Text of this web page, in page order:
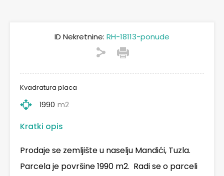
ID Nekretnine: RH-18113-ponude
Kvadratura placa
1990 m2
Kratki opis
Prodaje se zemljište u naselju Mandići, Tuzla.
Parcela je površine 1990 m2. Radi se o parceli